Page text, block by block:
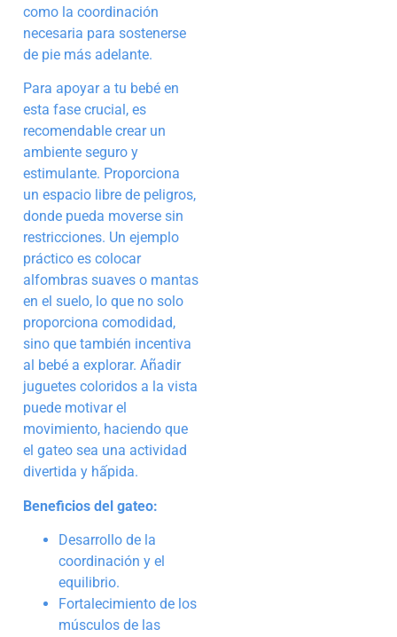
como la coordinación
necesaria para sostenerse
de pie más adelante.
Para apoyar a tu bebé en
esta fase crucial, es
recomendable crear un
ambiente seguro y
estimulante. Proporciona
un espacio libre de peligros,
donde pueda moverse sin
restricciones. Un ejemplo
práctico es colocar
alfombras suaves o mantas
en el suelo, lo que no solo
proporciona comodidad,
sino que también incentiva
al bebé a explorar. Añadir
juguetes coloridos a la vista
puede motivar el
movimiento, haciendo que
el gateo sea una actividad
divertida y hấpida.
Beneficios del gateo:
Desarrollo de la
coordinación y el
equilibrio.
Fortalecimiento de los
músculos de las